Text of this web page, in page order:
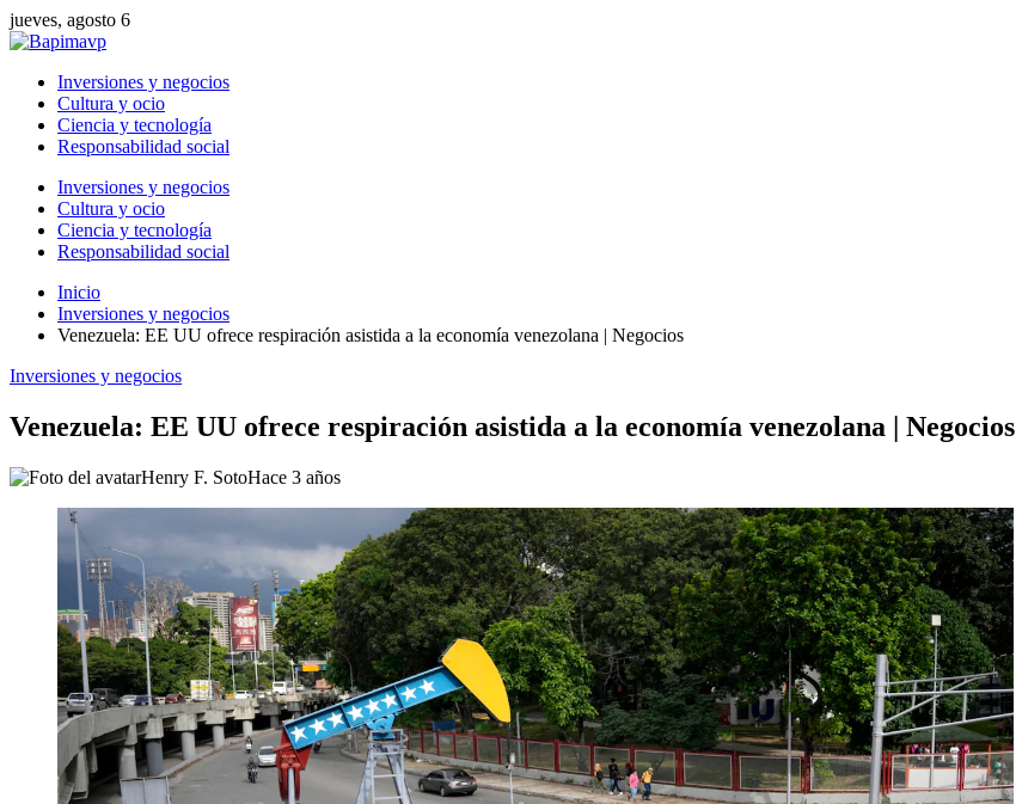
jueves, agosto 6
Inversiones y negocios
Cultura y ocio
Ciencia y tecnología
Responsabilidad social
Inversiones y negocios
Cultura y ocio
Ciencia y tecnología
Responsabilidad social
Inicio
Inversiones y negocios
Venezuela: EE UU ofrece respiración asistida a la economía venezolana | Negocios
Inversiones y negocios
Venezuela: EE UU ofrece respiración asistida a la economía venezolana | Negocios
Henry F. SotoHace 3 años